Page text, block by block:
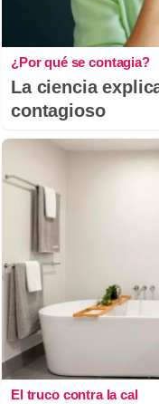
¿Por qué se contagia?
La ciencia
contagioso
El truco contra la cal